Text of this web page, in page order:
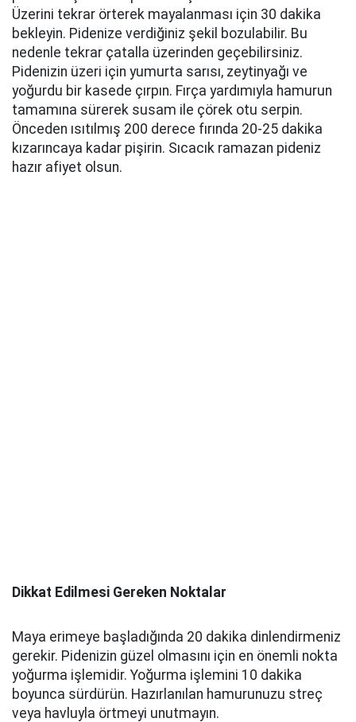
Üzerini tekrar örterek mayalanması için 30 dakika
bekleyin. Pidenize verdiğiniz şekil bozulabilir. Bu
nedenle tekrar çatalla üzerinden geçebilirsiniz.
Pidenizin üzeri için yumurta sarısı, zeytinyağı ve
yoğurdu bir kasede çırpın. Fırça yardımıyla hamurun
tamamına sürerek susam ile çörek otu serpin.
Önceden ısıtılmış 200 derece fırında 20-25 dakika
kızarıncaya kadar pişirin. Sıcacık ramazan pideniz
hazır afiyet olsun.
Dikkat Edilmesi Gereken Noktalar
Maya erimeye başladığında 20 dakika dinlendirmeniz
gerekir. Pidenizin güzel olmasını için en önemli nokta
yoğurma işlemidir. Yoğurma işlemini 10 dakika
boyunca sürdürün. Hazırlanılan hamurunuzu streç
veya havluyla örtmeyi unutmayın.